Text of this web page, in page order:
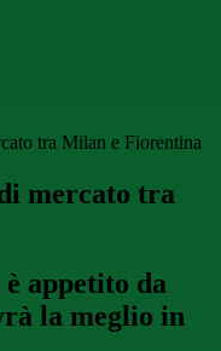
tra Milan e Fiorentina
mercato tra
appetito da
la meglio in